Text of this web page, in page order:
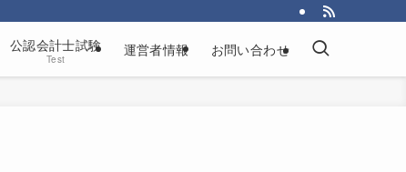
公認会計士試験
Test
運営者情報 お問い合わせ